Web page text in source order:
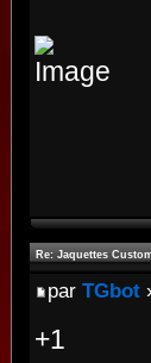
Re: Jaquettes
par TGbot
+1